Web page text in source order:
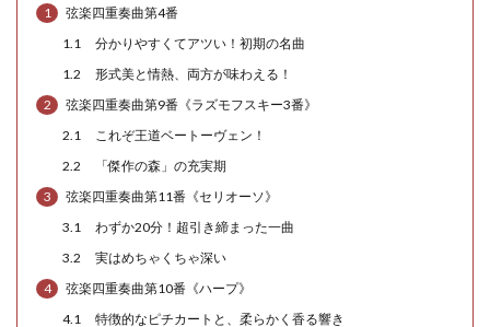
1
弦楽四重奏曲第4番
1.1
分かりやすくてアツい！初期の名曲
1.2
形式美と情熱、両方が味わえる！
2
弦楽四重奏曲第9番《ラズモフスキー3番》
2.1
これぞ王道ベートーヴェン！
2.2
「傑作の森」の充実期
3
弦楽四重奏曲第11番《セリオーソ》
3.1
わずか20分！超引き締まった一曲
3.2
実はめちゃくちゃ深い
4
弦楽四重奏曲第10番《ハープ》
4.1
特徴的なピチカートと、柔らかく香る響き